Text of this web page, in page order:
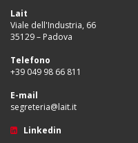
Lait
Viale dell'Industria, 66
35129 – Padova
Telefono
+39 049 98 66 811
E-mail
segreteria@lait.it
Linkedin